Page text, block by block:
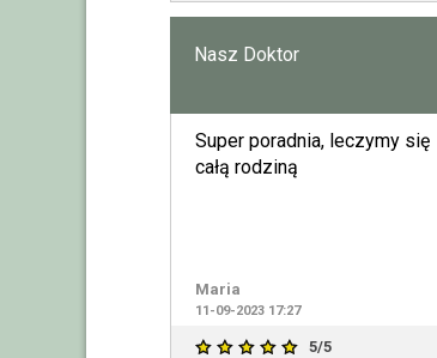
Nasz Doktor
Super poradnia, leczymy się
całą rodziną
Maria
11-09-2023 17:27
5/5